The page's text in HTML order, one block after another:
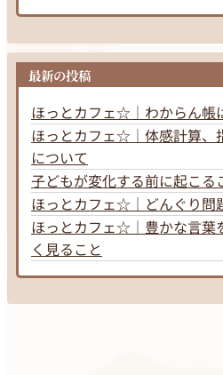
最新の投稿
ほっとカフェ☆｜わからん帳
ほっとカフェ☆｜体感計算、
について
子どもが変化する前に起こる
ほっとカフェ☆｜どんぐり問
ほっとカフェ☆｜豊かな言
く見ること